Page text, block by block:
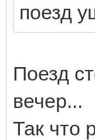
поезд
Поезд
вечер...
Так что